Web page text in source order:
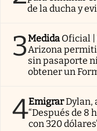
de la ducha y
3Medida Oficial |
Arizona
sin pasaporte
obtener un
4EmigrarDylan,
“Después de 8
con 320